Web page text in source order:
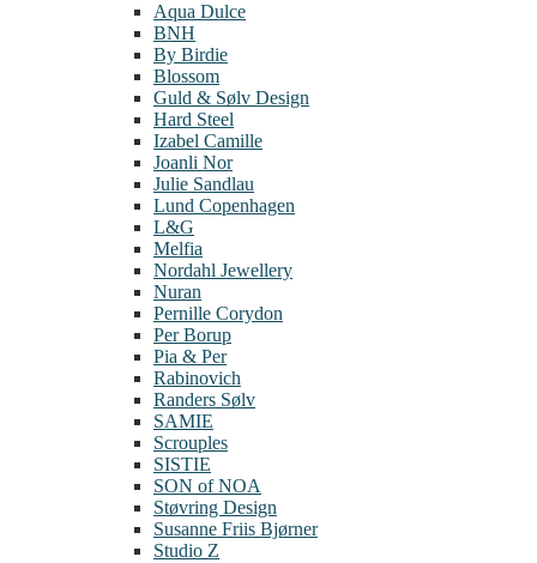
Aqua Dulce
BNH
By Birdie
Blossom
Guld & Sølv Design
Hard Steel
Izabel Camille
Joanli Nor
Julie Sandlau
Lund Copenhagen
L&G
Melfia
Nordahl Jewellery
Nuran
Pernille Corydon
Per Borup
Pia & Per
Rabinovich
Randers Sølv
SAMIE
Scrouples
SISTIE
SON of NOA
Støvring Design
Susanne Friis Bjørner
Studio Z